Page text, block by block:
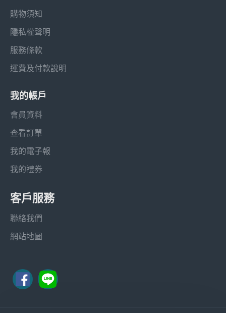
購物須知
隱私權聲明
服務條款
運費及付款說明
我的帳戶
會員資料
查看訂單
我的電子報
我的禮券
客戶服務
聯絡我們
網站地圖